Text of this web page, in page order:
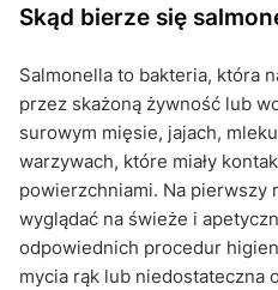
Skąd bierze się
Salmonella to bakteria, która
przez skażoną żywność lub
surowym mięsie, jajach,
warzywach, które miały
powierzchniami. Na pierwszy
wyglądać na świeże i
odpowiednich procedur
mycia rąk lub niedostateczna